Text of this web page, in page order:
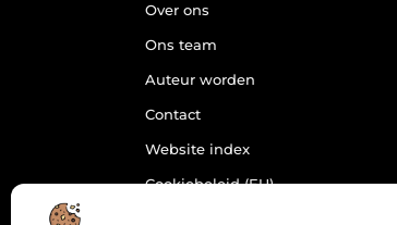
Over ons
Ons team
Auteur worden
Contact
Website index
Cookiebeleid (EU)